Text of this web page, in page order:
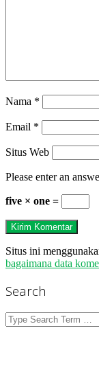
Nama *
Email *
Situs Web
Please enter an
five × one =
Situs ini
bagaimana data
Search
Search